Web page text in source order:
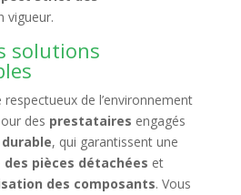
vigueur.
solutions
de l’environnement
des prestataires engagés
, qui garantissent une
pièces détachées et
des composants. Vous